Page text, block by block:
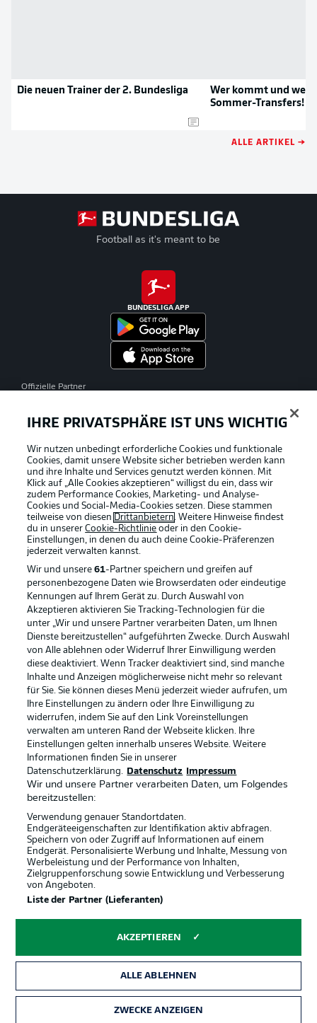
Die neuen Trainer der 2. Bundesliga
Wer kommt und wer
Sommer-Transfers!
ALLE ARTIKEL →
Football as it's meant to be
BUNDESLIGA APP
Offizielle Partner
Rechtliche Hinweise Voreinstellungen verwalten
Datenschutz Nutzungsbedingungen
Broadcaster Kontakt
Jobs Impressum
Partner Spieler
Liveticker
© 2026 Bundesliga-Gruppe GmbH
Anzeige Modus
IHRE PRIVATSPHÄRE IST UNS WICHTIG
Wir nutzen unbedingt erforderliche Cookies und funktionale
Cookies, damit unsere Website sicher betrieben werden kann
und ihre Inhalte und Services genutzt werden können. Mit
Klick auf „Alle Cookies akzeptieren“ willigst du ein, dass wir
zudem Performance Cookies, Marketing- und Analyse-
Cookies und Social-Media-Cookies setzen. Diese stammen
teilweise von diesen Drittanbietern. Weitere Hinweise findest
du in unsererCookie-Richtlinie oder in den Cookie-
Einstellungen, in denen du auch deine Cookie-Präferenzen
jederzeit verwalten kannst.
Wir und unsere61-Partner speichern und greifen auf
personenbezogene Daten wie Browserdaten oder eindeutige
Kennungen auf Ihrem Gerät zu. Durch Auswahl von
Akzeptieren aktivieren Sie Tracking-Technologien für die
unter „Wir und unsere Partner verarbeiten Daten, um Ihnen
Dienste bereitzustellen“ aufgeführten Zwecke. Durch Auswahl
von Alle ablehnen oder Widerruf Ihrer Einwilligung werden
diese deaktiviert. Wenn Tracker deaktiviert sind, sind manche
Inhalte und Anzeigen möglicherweise nicht mehr so relevant
für Sie. Sie können dieses Menü jederzeit wieder aufrufen, um
Ihre Einstellungen zu ändern oder Ihre Einwilligung zu
widerrufen, indem Sie auf den Link Voreinstellungen
verwalten am unteren Rand der Webseite klicken. Ihre
Einstellungen gelten innerhalb unseres Website. Weitere
Informationen finden Sie in unserer
Datenschutzerklärung.
Datenschutz Impressum
Wir und unsere Partner verarbeiten Daten, um Folgendes
bereitzustellen:
Verwendung genauer Standortdaten.
Endgeräteeigenschaften zur Identifikation aktiv abfragen.
Speichern von oder Zugriff auf Informationen auf einem
Endgerät. Personalisierte Werbung und Inhalte, Messung von
Werbeleistung und der Performance von Inhalten,
Zielgruppenforschung sowie Entwicklung und Verbesserung
von Angeboten.
Liste der Partner (Lieferanten)
AKZEPTIEREN
ALLE ABLEHNEN
ZWECKE ANZEIGEN